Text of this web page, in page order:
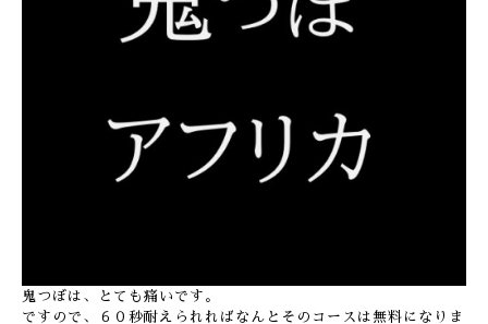
鬼つぼは、とても痛いです。
ですので、６０秒耐えられればなんとそのコースは無料になりま